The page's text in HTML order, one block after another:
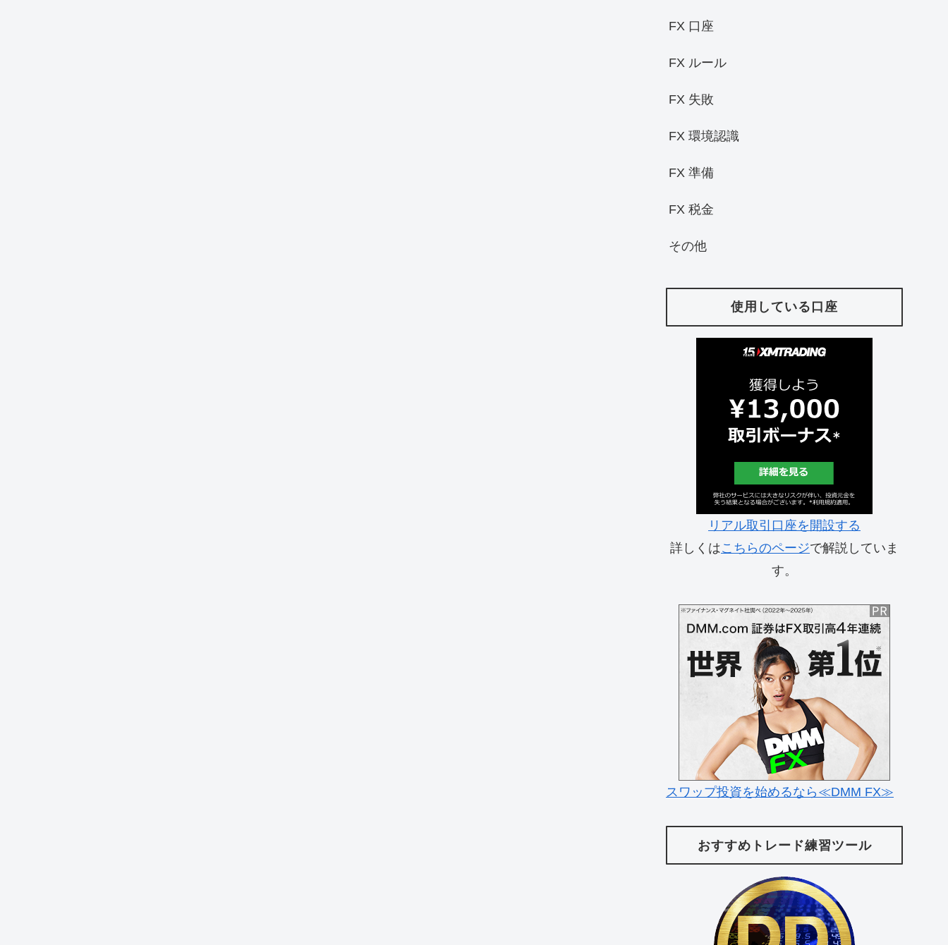
FX 口座
FX ルール
FX 失敗
FX 環境認識
FX 準備
FX 税金
その他
使用している口座
リアル取引口座を開設する
詳しくはこちらのページで解説していま
す。
スワップ投資を始めるなら≪DMM FX≫
おすすめトレード練習ツール